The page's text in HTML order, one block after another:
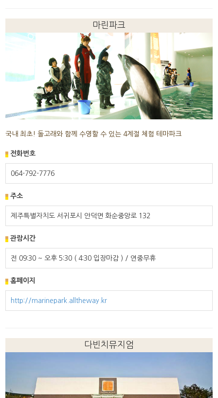
마린파크
국내 최초! 돌고래와 함께 수영할 수 있는 4계절 체험 테마파크
전화번호
064-792-7776
주소
제주특별자치도 서귀포시 안덕면 화순중앙로 132
관람시간
전 09:30 ~ 오후 5:30 ( 4:30 입장마감 ) / 연중무휴
홈페이지
http://marinepark.alltheway.kr
다빈치뮤지엄